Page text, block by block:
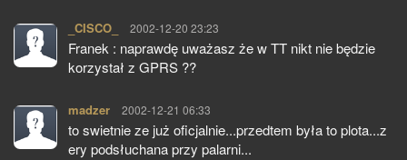
_CISCO_ pisze:
2002-12-20 23:23
Franek : naprawdę uważasz że w TT nikt nie będzie
korzystał z GPRS ??
madzer pisze:
2002-12-21 06:33
to swietnie ze już oficjalnie...przedtem była to plota...z
ery podsłuchana przy palarni...